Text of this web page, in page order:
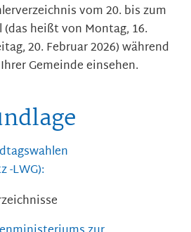
vom 20. bis zum
(das heißt von Montag, 16.
20. Februar 2026) während
Gemeinde einsehen.
-LWG):